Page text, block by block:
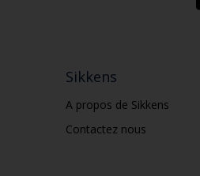
Sikkens
A propos de Sikkens
Contactez nous